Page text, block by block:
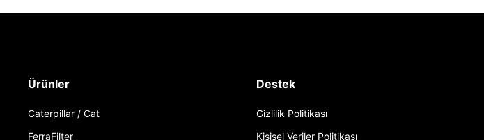
Ürünler
Caterpillar / Cat
FerraFilter
Destek
Gizlilik Politikası
Kişisel Veriler Politikası